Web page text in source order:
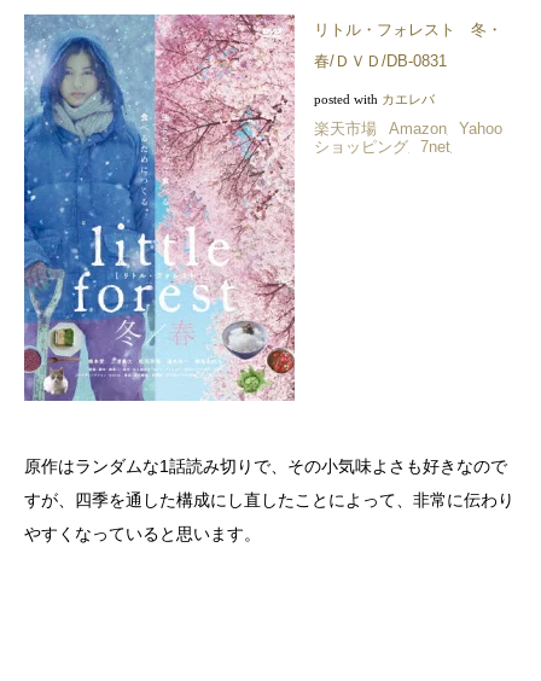
リトル・フォレスト 冬・
春/ＤＶＤ/DB-0831
posted with カエレバ
楽天市場 Amazon
Yahoo
ショッピング
7net
原作はランダムな1話読み切りで、その小気味よさも好きなので
すが、四季を通した構成にし直したことによって、非常に伝わり
やすくなっていると思います。